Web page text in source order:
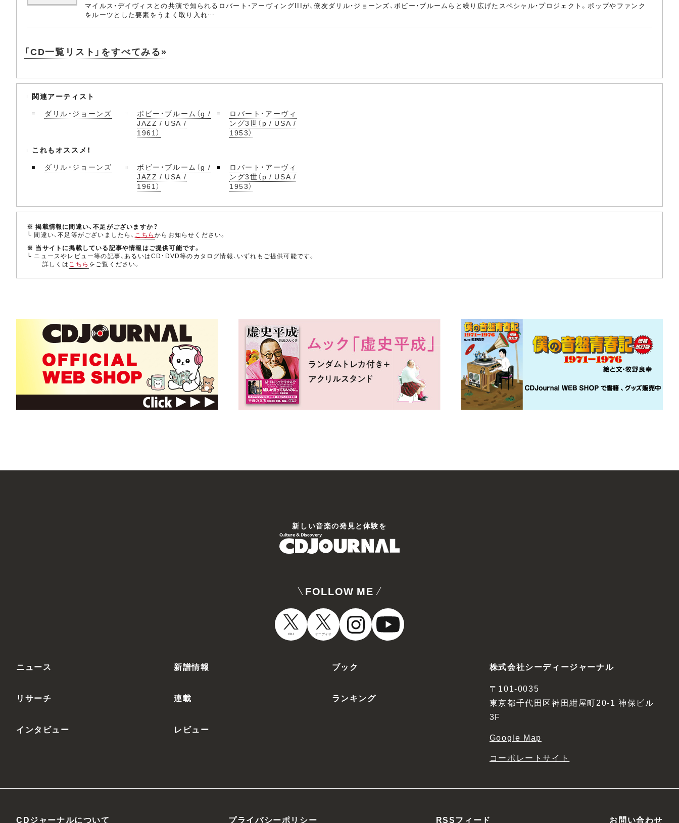
マイルス・デイヴィスとの共演で知られるロバート・アーヴィングIIIが、僚友ダリル・ジョーンズ、ボビー・ブルームらと繰り広げたスペシャル・プロジェクト。ポップやファンク
をルーツとした要素をうまく取り入れ…
「CD一覧リスト」をすべてみる»
関連アーティスト
ダリル・ジョーンズ
ボビー・ブルーム（g /
JAZZ / USA /
1961）
ロバート・アーヴィ
ング3世（p / USA /
1953）
これもオススメ！
ダリル・ジョーンズ
ボビー・ブルーム（g /
JAZZ / USA /
1961）
ロバート・アーヴィ
ング3世（p / USA /
1953）
※ 掲載情報に間違い、不足がございますか？
└ 間違い、不足等がございましたら、 こちらからお知らせください。
※ 当サイトに掲載している記事や情報はご提供可能です。
└ ニュースやレビュー等の記事、あるいはCD・DVD等のカタログ情報、いずれもご提供可能です。
詳しくはこちら をご覧ください。
新しい⾳楽の発⾒と体験を
FOLLOW ME
CDJ オーディオ
ニュース 新譜情報 ブック
リサーチ 連載 ランキング
インタビュー レビュー
株式会社シーディージャーナル
〒101-0035
東京都千代田区神田紺屋町20-1 神保ビル
3F
Google Map
コーポレートサイト
CDジャーナルについて プライバシーポリシー RSSフィード お問い合わせ